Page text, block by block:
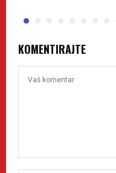
KOMENTIRAJTE